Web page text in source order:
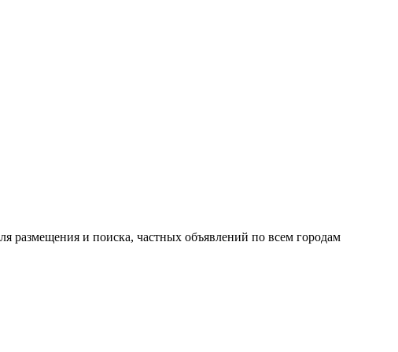
размещения и поиска, частных объявлений по всем городам